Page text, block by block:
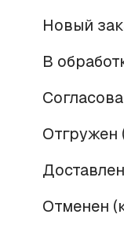
Новый
В
Отгружен
Отменен